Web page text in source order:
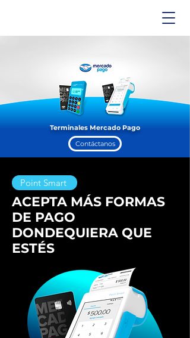
Terminales Mercado Pago
Contáctanos
Point Smart
ACEPTA MÁS FORMAS
DE PAGO
DONDEQUIERA QUE
ESTÉS